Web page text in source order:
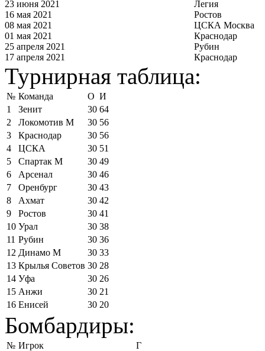
23 июня 2021
Легия
16 мая 2021
Ростов
08 мая 2021
ЦСКА Москва
01 мая 2021
Краснодар
25 апреля 2021
Рубин
17 апреля 2021
Краснодар
Турнирная таблица:
№ Команда О И
1
Зенит 30 64
2
Локомотив М 30 56
3
Краснодар 30 56
4
ЦСКА 30 51
5
Спартак М 30 49
6
Арсенал 30 46
7
Оренбург 30 43
8
Ахмат 30 42
9
Ростов 30 41
10 Урал 30 38
11 Рубин 30 36
12 Динамо М 30 33
13 Крылья Советов 30 28
14 Уфа 30 26
15 Анжи 30 21
16 Енисей 30 20
Бомбардиры:
№ Игрок
Г